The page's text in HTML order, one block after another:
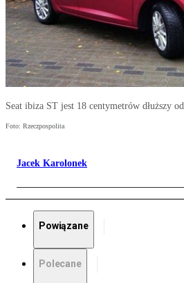
Seat ibiza ST jest 18 centymetrów dłuższy
Foto: Rzeczpospolita
Jacek Karolonek
Powiązane
Polecane